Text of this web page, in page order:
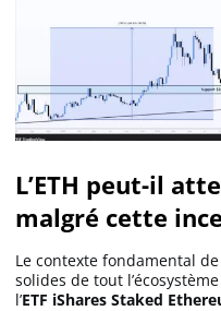
L’ETH peut-il
malgré cette
Le contexte fondamental de
solides de tout
l’ETF iShares Staked